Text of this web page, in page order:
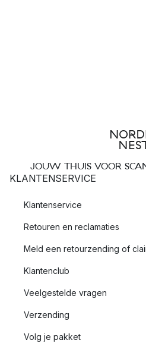
JOUW THUIS VOOR
KLANTENSERVICE
Klantenservice
Retouren en reclamaties
Meld een retourzending of
Klantenclub
Veelgestelde vragen
Verzending
Volg je pakket